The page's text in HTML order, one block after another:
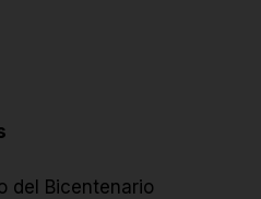
del Bicentenario